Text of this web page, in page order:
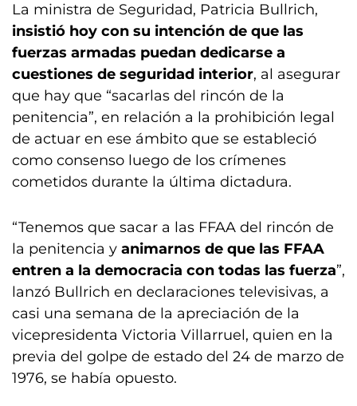
La ministra de Seguridad, Patricia Bullrich,
insistió hoy con su intención de que las
fuerzas armadas puedan dedicarse a
cuestiones de seguridad interior, al asegurar
que hay que “sacarlas del rincón de la
penitencia”, en relación a la prohibición legal
de actuar en ese ámbito que se estableció
como consenso luego de los crímenes
cometidos durante la última dictadura.
“Tenemos que sacar a las FFAA del rincón de
la penitencia y animarnos de que las FFAA
entren a la democracia con todas las fuerza”,
lanzó Bullrich en declaraciones televisivas, a
casi una semana de la apreciación de la
vicepresidenta Victoria Villarruel, quien en la
previa del golpe de estado del 24 de marzo de
1976, se había opuesto.